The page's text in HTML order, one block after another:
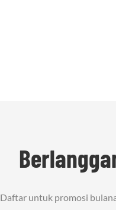
Daftar untuk promosi